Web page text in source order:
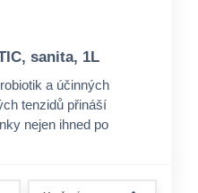
sanita, 1L
a účinných
tenzidů přináší
nejen ihned po
možného